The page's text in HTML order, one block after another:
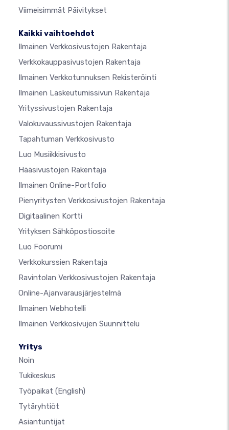
Viimeisimmät Päivitykset
Kaikki vaihtoehdot
Ilmainen Verkkosivustojen Rakentaja
Verkkokauppasivustojen Rakentaja
Ilmainen Verkkotunnuksen Rekisteröinti
Ilmainen Laskeutumissivun Rakentaja
Yrityssivustojen Rakentaja
Valokuvaussivustojen Rakentaja
Tapahtuman Verkkosivusto
Luo Musiikkisivusto
Hääsivustojen Rakentaja
Ilmainen Online-Portfolio
Pienyritysten Verkkosivustojen Rakentaja
Digitaalinen Kortti
Yrityksen Sähköpostiosoite
Luo Foorumi
Verkkokurssien Rakentaja
Ravintolan Verkkosivustojen Rakentaja
Online-Ajanvarausjärjestelmä
Ilmainen Webhotelli
Ilmainen Verkkosivujen Suunnittelu
Yritys
Noin
Tukikeskus
Työpaikat (English)
Tytäryhtiöt
Asiantuntijat